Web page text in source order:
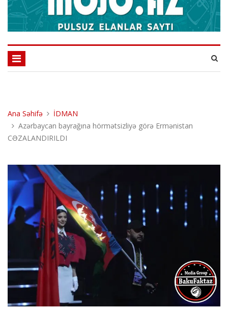
Ana Səhifə
İDMAN
Azərbaycan bayrağına hörmətsizliyə görə Ermənistan
CƏZALANDIRILDI